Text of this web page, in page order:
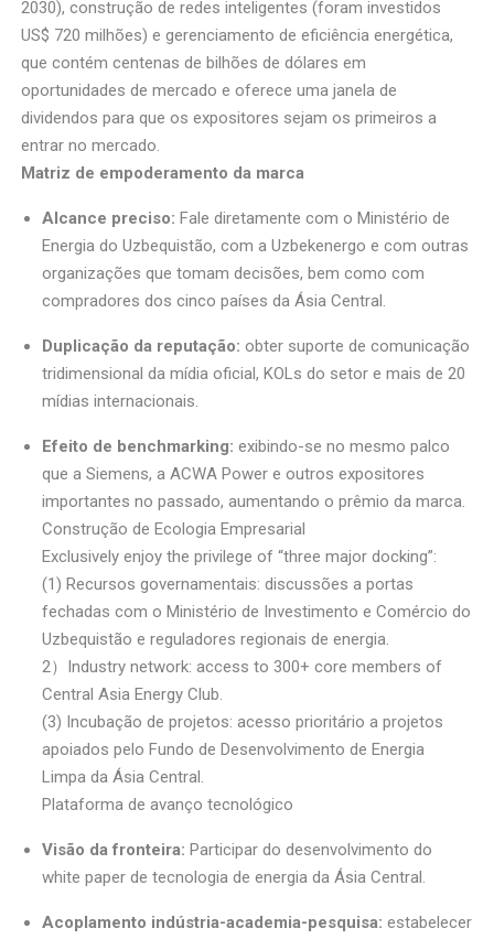
2030), construção de redes inteligentes (foram investidos
US$ 720 milhões) e gerenciamento de eficiência energética,
que contém centenas de bilhões de dólares em
oportunidades de mercado e oferece uma janela de
dividendos para que os expositores sejam os primeiros a
entrar no mercado.
Matriz de empoderamento da marca
Alcance preciso: Fale diretamente com o Ministério de
Energia do Uzbequistão, com a Uzbekenergo e com outras
organizações que tomam decisões, bem como com
compradores dos cinco países da Ásia Central.
Duplicação da reputação:obter suporte de comunicação
tridimensional da mídia oficial, KOLs do setor e mais de 20
mídias internacionais.
Efeito de benchmarking:exibindo-se no mesmo palco
que a Siemens, a ACWA Power e outros expositores
importantes no passado, aumentando o prêmio da marca.
Construção de Ecologia Empresarial
Exclusively enjoy the privilege of “three major docking”:
(1) Recursos governamentais: discussões a portas
fechadas com o Ministério de Investimento e Comércio do
Uzbequistão e reguladores regionais de energia.
2）Industry network: access to 300+ core members of
Central Asia Energy Club.
(3) Incubação de projetos: acesso prioritário a projetos
apoiados pelo Fundo de Desenvolvimento de Energia
Limpa da Ásia Central.
Plataforma de avanço tecnológico
Visão da fronteira: Participar do desenvolvimento do
white paper de tecnologia de energia da Ásia Central.
Acoplamento indústria-academia-pesquisa:estabelecer